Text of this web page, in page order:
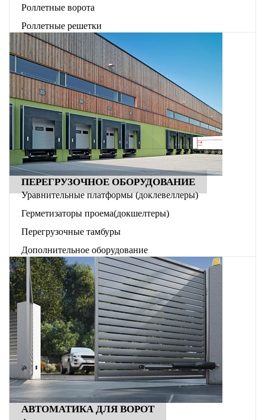
Роллетные ворота
Роллетные решетки
ПЕРЕГРУЗОЧНОЕ ОБОРУДОВАНИЕ
Уравнительные платформы (доклевеллеры)
Герметизаторы проема(докшелтеры)
Перегрузочные тамбуры
Дополнительное оборудование
АВТОМАТИКА ДЛЯ ВОРОТ